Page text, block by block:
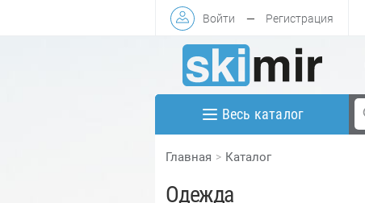
Войти — Регистрация
Весь каталог
Главная Каталог
Одежда